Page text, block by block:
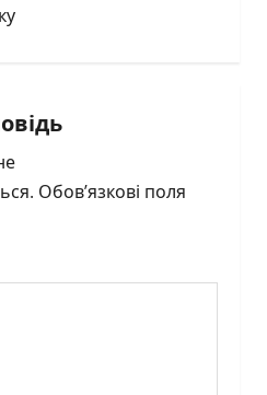
Обов’язкові поля